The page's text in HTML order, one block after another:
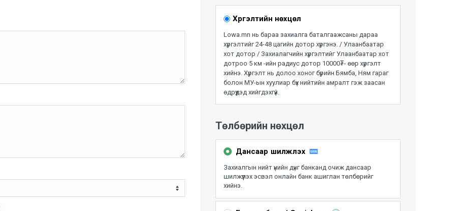
Хүргэлтийн нөхцөл
Lowa.mn нь бараа захиалга баталгаажсаны дараа
хүргэлтийг 24-48 цагийн дотор хүргэнэ. / Улаанбаатар
хот дотор / Захиалагчийн хүргэлтийг Улаанбаатар хот
дотроо 5 км -ийн радиус дотор 10000₮- өөр хүргэлт
хийнэ. Хүргэлт нь долоо хоног бүрийн Бямба, Ням гараг
болон МУ-ын хуулиар бүх нийтийн амралт гэж заасан
өдрүүдэд хийгдэхгүй.
Төлбөрийн нөхцөл
Дансаар шилжүүлэх
Захиалгын нийт үнийн дүнг банканд очиж дансаар
шилжүүлэх эсвэл онлайн банк ашиглан төлбөрийг
хийнэ.